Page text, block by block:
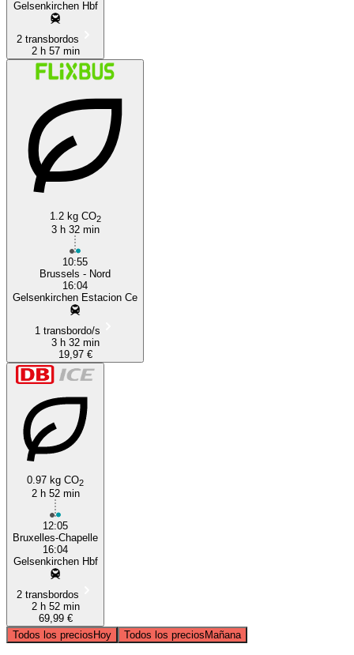
Gelsenkirchen Hbf
2 transbordos
2 h 57 min
1.2 kg CO2
3 h 32 min
10:55
Brussels - Nord
16:04
Gelsenkirchen Estacion Ce
1 transbordo/s
3 h 32 min
19,97 €
0.97 kg CO2
2 h 52 min
12:05
Bruxelles-Chapelle
16:04
Gelsenkirchen Hbf
2 transbordos
2 h 52 min
69,99 €
Todos los preciosHoy Todos los preciosMañana